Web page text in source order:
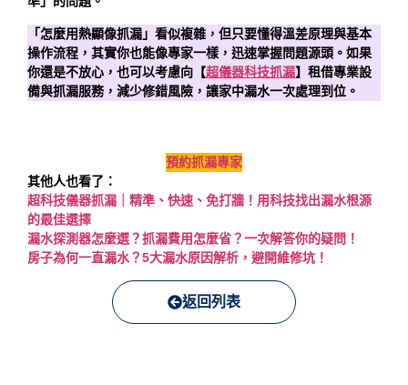
「怎麼用熱顯像抓漏」看似複雜，但只要懂得溫差原理與基本
操作流程，其實你也能像專家一樣，迅速掌握問題源頭。如果
你還是不放心，也可以考慮向【超儀器科技抓漏】租借專業設
備與抓漏服務，減少修錯風險，讓家中漏水一次處理到位。
預約抓漏專家
其他人也看了：
超科技儀器抓漏｜精準、快速、免打牆！用科技找出漏水根源
的最佳選擇
漏水探測器怎麼選？抓漏費用怎麼省？一次解答你的疑問！
房子為何一直漏水？5大漏水原因解析，避開維修坑！
返回列表